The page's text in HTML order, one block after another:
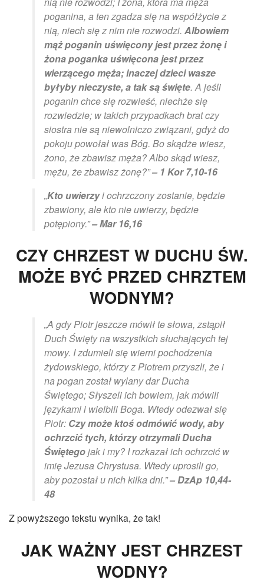
poganina, a ten zgadza się na współżycie z
nią, niech się z nim nie rozwodzi. Albowiem
mąż poganin uświęcony jest przez żonęi
żona poganka uświęcona jest przez
wierzącego męża; inaczej dzieci wasze
byłyby nieczyste, a tak są święte. A jeśli
poganin chce się rozwieść, niechże się
rozwiedzie; w takich przypadkach brat czy
siostra nie są niewolniczo związani, gdyż do
pokoju powołał was Bóg. Bo skądże wiesz,
żono, że zbawisz męża? Albo skąd wiesz,
mężu, że zbawisz żonę?”– 1 Kor 7,10-16
„Kto uwierzyi ochrzczony zostanie, będzie
zbawiony, ale kto nie uwierzy, będzie
potępiony.”– Mar 16,16
CZY CHRZEST W DUCHU ŚW.
MOŻE BYĆ PRZED CHRZTEM
WODNYM?
„A gdy Piotr jeszcze mówił te słowa, zstąpił
Duch Święty na wszystkich słuchających tej
mowy. I zdumieli się wierni pochodzenia
żydowskiego, którzy z Piotrem przyszli, że i
na pogan został wylany dar Ducha
Świętego; Słyszeli ich bowiem, jak mówili
językami i wielbili Boga. Wtedy odezwał się
Piotr: Czy może ktoś odmówić wody, aby
ochrzcić tych, którzy otrzymali Ducha
Świętegojak i my? I rozkazał ich ochrzcić w
imię Jezusa Chrystusa. Wtedy uprosili go,
aby pozostał u nich kilka dni.”– DzAp 10,44-
48
Z powyższego tekstu wynika, że tak!
JAK WAŻNY JEST CHRZEST
WODNY?